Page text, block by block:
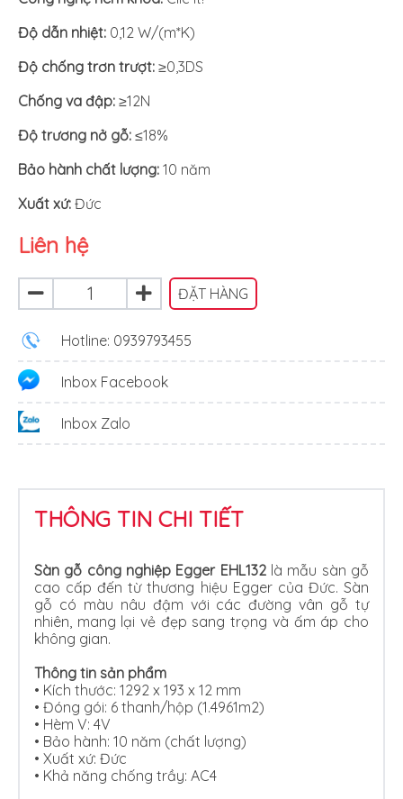
Độ dẫn nhiệt: 0,12 W/(m*K)
Độ chống trơn trượt: ≥0,3DS
Chống va đập: ≥12N
Độ trương nở gỗ: ≤18%
Bảo hành chất lượng: 10 năm
Xuất xứ: Đức
Liên hệ
ĐẶT HÀNG
Hotline: 0939793455
Inbox Facebook
Inbox Zalo
THÔNG TIN CHI TIẾT
Sàn gỗ công nghiệp Egger EHL132là mẫu sàn gỗ
cao cấp đến từ thương hiệu Egger của Đức. Sàn
gỗ có màu nâu đậm với các đường vân gỗ tự
nhiên, mang lại vẻ đẹp sang trọng và ấm áp cho
không gian.
Thông tin sản phẩm
• Kích thước: 1292 x 193 x 12 mm
• Đóng gói: 6 thanh/hộp (1.4961m2)
• Hèm V: 4V
• Bảo hành: 10 năm (chất lượng)
• Xuất xứ: Đức
• Khả năng chống trầy: AC4